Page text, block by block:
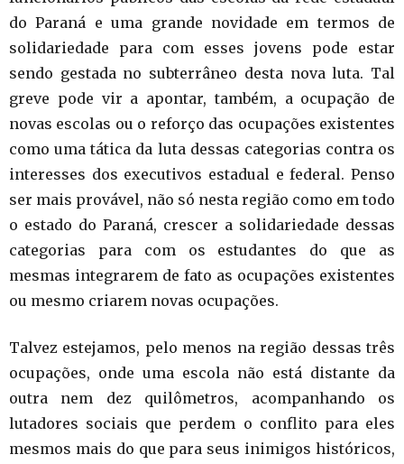
do Paraná e uma grande novidade em termos de
solidariedade para com esses jovens pode estar
sendo gestada no subterrâneo desta nova luta. Tal
greve pode vir a apontar, também, a ocupação de
novas escolas ou o reforço das ocupações existentes
como uma tática da luta dessas categorias contra os
interesses dos executivos estadual e federal. Penso
ser mais provável, não só nesta região como em todo
o estado do Paraná, crescer a solidariedade dessas
categorias para com os estudantes do que as
mesmas integrarem de fato as ocupações existentes
ou mesmo criarem novas ocupações.
Talvez estejamos, pelo menos na região dessas três
ocupações, onde uma escola não está distante da
outra nem dez quilômetros, acompanhando os
lutadores sociais que perdem o conflito para eles
mesmos mais do que para seus inimigos históricos,